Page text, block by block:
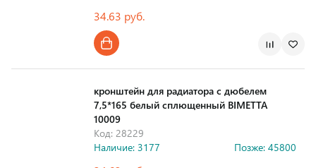
34.63 руб.
кронштейн для радиатора с дюбелем
7,5*165 белый сплющенный BIMETTA
10009
Код: 28229
Наличие: 3177
Позже: 45800